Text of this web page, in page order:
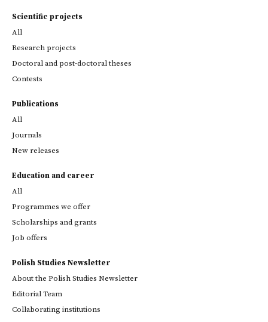
Scientific projects
All
Research projects
Doctoral and post-doctoral theses
Contests
Publications
All
Journals
New releases
Education and career
All
Programmes we offer
Scholarships and grants
Job offers
Polish Studies Newsletter
About the Polish Studies Newsletter
Editorial Team
Collaborating institutions